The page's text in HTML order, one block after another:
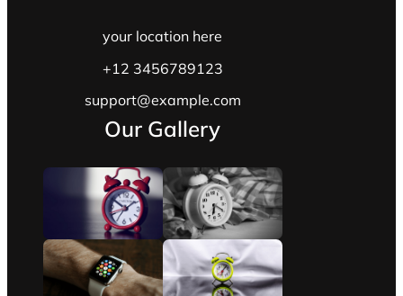
your location here
+12 3456789123
support@example.com
Our Gallery